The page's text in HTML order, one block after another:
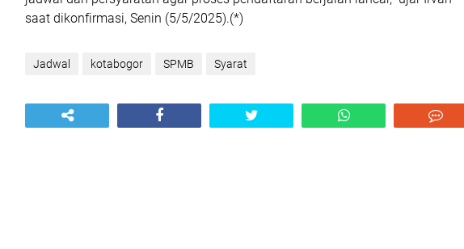
saat dikonfirmasi, Senin (5/5/2025).(*)
Jadwal kotabogor SPMB Syarat